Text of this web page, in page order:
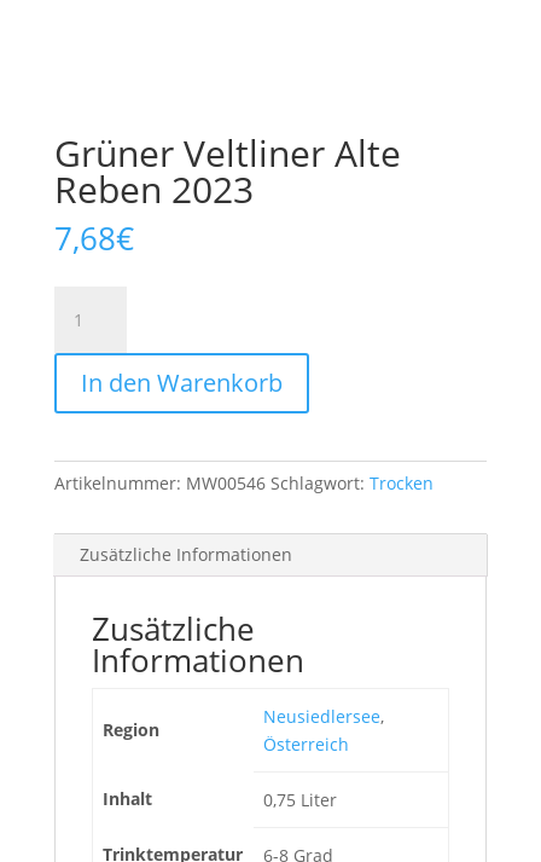
Grüner Veltliner Alte
Reben 2023
7,68€
Veltliner
Alte
Reben
2023
In den Warenkorb
Artikelnummer: MW00546 Schlagwort: Trocken
Zusätzliche Informationen
Zusätzliche
Informationen
Region
Neusiedlersee,
Österreich
Inhalt 0,75 Liter
Trinktemperatur 6-8 Grad